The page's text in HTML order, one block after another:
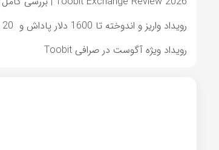
رویداد واریز و اندوخته تا 1600 دلار پاداش و 20 درصد نرخ سود سالانه و گردونه شانس تضمینی
رویداد ویژه آگوست در صرافی Toobit